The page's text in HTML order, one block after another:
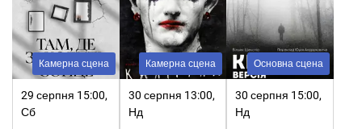
Камерна сцена
29 серпня 15:00,
Сб
Камерна сцена
30 серпня 13:00,
Нд
Основна сцена
30 серпня 15:00,
Нд